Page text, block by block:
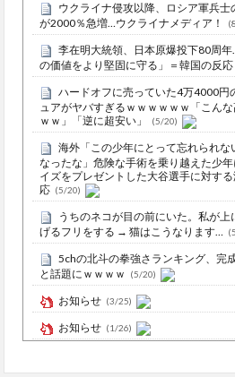
ウクライナ侵攻以降、ロシア軍兵士
が2000％急増…ウクライナメディア！
李在明大統領、日本原爆投下80周
の価値をより堅固に守る」＝韓国の反応
ハードオフに売っていた4万4000円
ュアがヤバすぎるｗｗｗｗｗｗ「こんな
ｗｗ」「逆に超安い」
(5/20)
海外「この少年にとって忘れられな
なったな」危険な手術を乗り越えた少年
イズをプレゼントした大谷選手に対する
応 (5/20)
うちのネコが目の前にいた。私が上
げるフリをする → 猫はこうなります…
5chの北斗の拳強さランキング、完
と話題にｗｗｗｗ
(5/20)
お知らせ (3/25)
お知らせ (1/26)